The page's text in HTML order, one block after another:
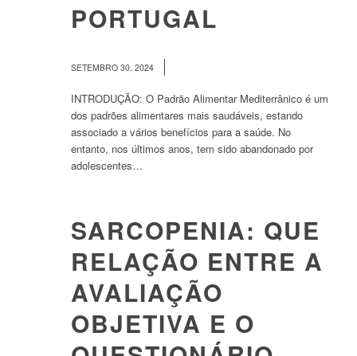
PORTUGAL
SETEMBRO 30, 2024
INTRODUÇÃO: O Padrão Alimentar Mediterrânico é um
dos padrões alimentares mais saudáveis, estando
associado a vários benefícios para a saúde. No
entanto, nos últimos anos, tem sido abandonado por
adolescentes…
SARCOPENIA: QUE
RELAÇÃO ENTRE A
AVALIAÇÃO
OBJETIVA E O